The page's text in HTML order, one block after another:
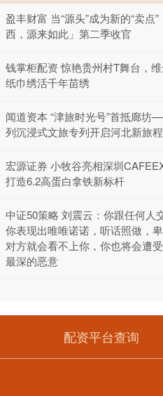
盈丰财富 当“源头”成为新的“卖点
西，源来如此」第二季收官
钱掌柜配资 惊艳贵州村T舞台，
纸巾绣活千年苗绣
闻道资本 “津旅时光号”首抵廊
列沉浸式文旅专列开启河北新旅程
宏源证券 小牧谷亮相深圳
打造6.2高蛋白拿铁新标杆
中证50策略 刘震云：你跟任何人
你表现出唯唯诺诺，听话照做，卑
对方就会看不上你，你也将会遭
最深的恶意
配资平台查询